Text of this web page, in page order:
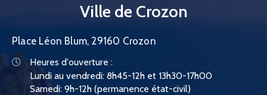
Ville de Crozon
Place Léon Blum, 29160 Crozon
Heures d'ouverture :
Lundi au vendredi: 8h45-12h et 13h30-17h00
Samedi: 9h-12h (permanence état-civil)